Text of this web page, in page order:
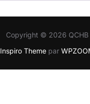
Copyright © 2026 QCHB
Inspiro Theme par